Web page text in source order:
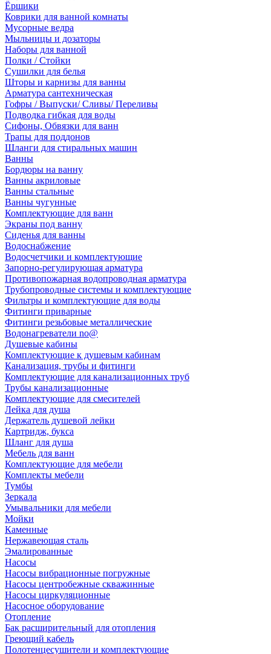
Ёршики
Коврики для ванной комнаты
Мусорные ведра
Мыльницы и дозаторы
Наборы для ванной
Полки / Стойки
Сушилки для белья
Шторы и карнизы для ванны
Арматура сантехническая
Гофры / Выпуски/ Сливы/ Переливы
Подводка гибкая для воды
Сифоны, Обвязки для ванн
Трапы для поддонов
Шланги для стиральных машин
Ванны
Бордюры на ванну
Ванны акриловые
Ванны стальные
Ванны чугунные
Комплектующие для ванн
Экраны под ванну
Сиденья для ванны
Водоснабжение
Водосчетчики и комплектующие
Запорно-регулирующая арматура
Противопожарная водопроводная арматура
Трубопроводные системы и комплектующие
Фильтры и комплектующие для воды
Фитинги приварные
Фитинги резьбовые металлические
Водонагреватели no@
Душевые кабины
Комплектующие к душевым кабинам
Канализация, трубы и фитинги
Комплектующие для канализационных труб
Трубы канализационные
Комплектующие для смесителей
Лейка для душа
Держатель душевой лейки
Картридж, букса
Шланг для душа
Мебель для ванн
Комплектующие для мебели
Комплекты мебели
Тумбы
Зеркала
Умывальники для мебели
Мойки
Каменные
Нержавеющая сталь
Эмалированные
Насосы
Насосы вибрационные погружные
Насосы центробежные скважинные
Насосы циркуляционные
Насосное оборудование
Отопление
Бак расширительный для отопления
Греющий кабель
Полотенцесушители и комплектующие